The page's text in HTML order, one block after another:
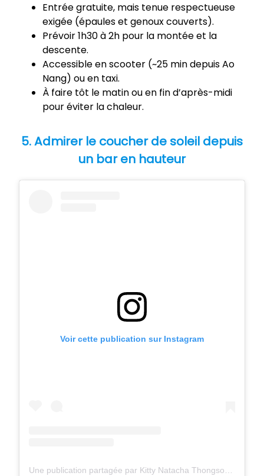
Entrée gratuite, mais tenue respectueuse
exigée (épaules et genoux couverts).
Prévoir 1h30 à 2h pour la montée et la
descente.
Accessible en scooter (~25 min depuis Ao
Nang) ou en taxi.
À faire tôt le matin ou en fin d’après-midi
pour éviter la chaleur.
5. Admirer le coucher de soleil depuis
un bar en hauteur
Voir cette publication sur Instagram
Une publication partagée par Kitty Natacha Thongsoy (@ktnatacha)